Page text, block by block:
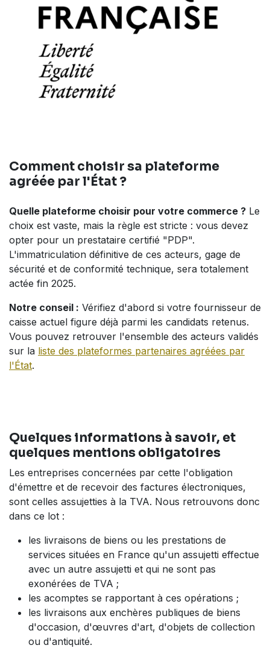
Comment choisir sa plateforme
agréée par l'État ?
Quelle plateforme choisir pour votre commerce ? Le
choix est vaste, mais la règle est stricte : vous devez
opter pour un prestataire certifié "PDP".
L'immatriculation définitive de ces acteurs, gage de
sécurité et de conformité technique, sera totalement
actée fin 2025.
Notre conseil : Vérifiez d'abord si votre fournisseur de
caisse actuel figure déjà parmi les candidats retenus.
Vous pouvez retrouver l'ensemble des acteurs validés
sur la liste des plateformes partenaires agréées par
l'État.
Quelques informations à savoir, et
quelques mentions obligatoires
Les entreprises concernées par cette l'obligation
d'émettre et de recevoir des factures électroniques,
sont celles assujetties à la TVA. Nous retrouvons donc
dans ce lot :
les livraisons de biens ou les prestations de
services situées en France qu'un assujetti effectue
avec un autre assujetti et qui ne sont pas
exonérées de TVA ;
les acomptes se rapportant à ces opérations ;
les livraisons aux enchères publiques de biens
d'occasion, d'œuvres d'art, d'objets de collection
ou d'antiquité.